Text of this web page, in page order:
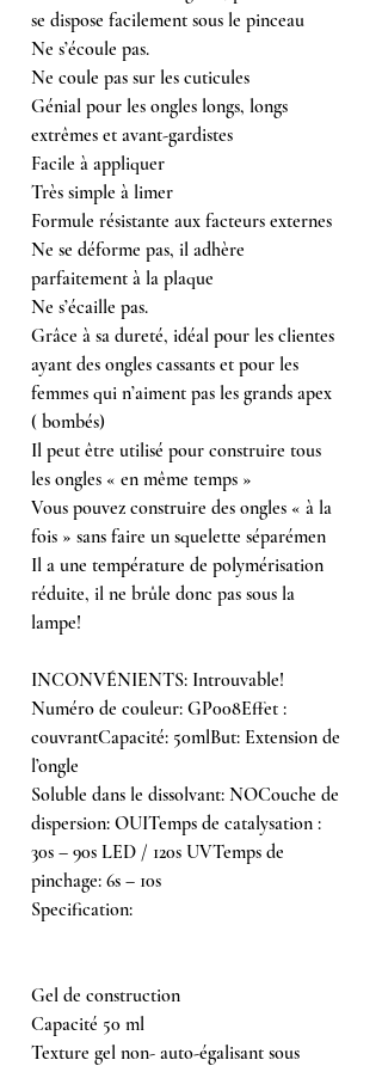
se dispose facilement sous le pinceau
Ne s’écoule pas.
Ne coule pas sur les cuticules
Génial pour les ongles longs, longs
extrêmes et avant-gardistes
Facile à appliquer
Très simple à limer
Formule résistante aux facteurs externes
Ne se déforme pas, il adhère
parfaitement à la plaque
Ne s’écaille pas.
Grâce à sa dureté, idéal pour les clientes
ayant des ongles cassants et pour les
femmes qui n’aiment pas les grands apex
( bombés)
Il peut être utilisé pour construire tous
les ongles « en même temps »
Vous pouvez construire des ongles « à la
fois » sans faire un squelette séparémen
Il a une température de polymérisation
réduite, il ne brûle donc pas sous la
lampe!
INCONVÉNIENTS: Introuvable!
Numéro de couleur: GP008Effet :
couvrantCapacité: 50mlBut: Extension de
l’ongle
Soluble dans le dissolvant: NOCouche de
dispersion: OUITemps de catalysation :
30s – 90s LED / 120s UVTemps de
pinchage: 6s – 10s
Specification:
Gel de construction
Capacité 50 ml
Texture gel non- auto-égalisant sous